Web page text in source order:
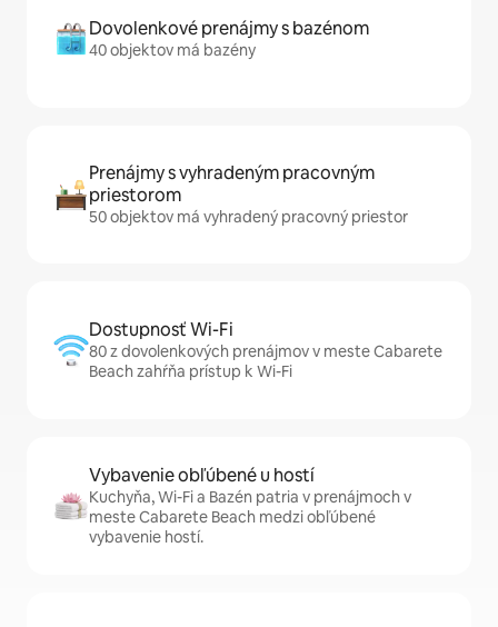
Dovolenkové prenájmy s bazénom
40 objektov má bazény
Prenájmy s vyhradeným pracovným
priestorom
50 objektov má vyhradený pracovný priestor
Dostupnosť Wi-Fi
80 z dovolenkových prenájmov v meste Cabarete
Beach zahŕňa prístup k Wi-Fi
Vybavenie obľúbené u hostí
Kuchyňa, Wi-Fi a Bazén patria v prenájmoch v
meste Cabarete Beach medzi obľúbené
vybavenie hostí.